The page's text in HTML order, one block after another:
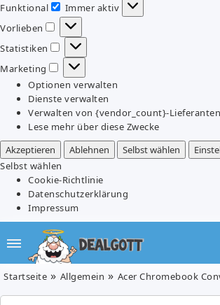
Funktional
Funktional
Immer aktiv
Vorlieben
Vorlieben
Statistiken
Statistiken
Marketing
Marketing
Optionen verwalten
Dienste verwalten
Verwalten von {vendor_count}-Lieferanten
Lese mehr über diese Zwecke
Akzeptieren
Ablehnen Selbst wählen
Selbst wählen
Cookie-Richtlinie
Datenschutzerklärung
Impressum
Startseite Allgemein Acer Chromebook Convertible 14 Zoll (CP514-1H-R79Q) für